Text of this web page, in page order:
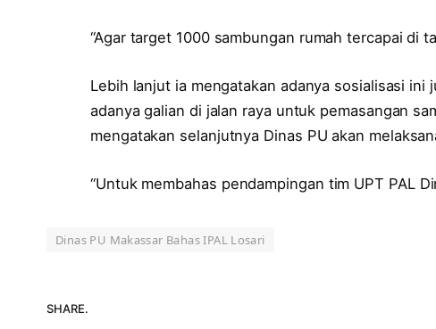
“Agar target 1000 sambungan rumah tercapai di
Lebih lanjut ia mengatakan adanya sosialisasi
adanya galian di jalan raya untuk pemasangan
mengatakan selanjutnya Dinas PU akan
“Untuk membahas pendampingan tim UPT PAL
Dinas PU Makassar Bahas IPAL Losari
SHARE.